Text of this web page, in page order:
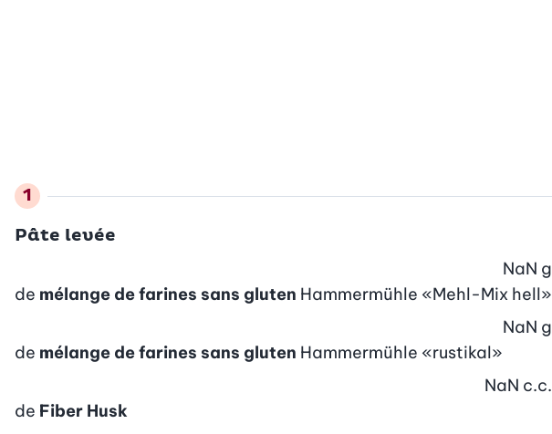
Pâte levée
de mélange de farines sans gluten Hammermühle «Mehl-Mix hell»
NaN g
de mélange de farines sans gluten Hammermühle «rustikal»
NaN g
de Fiber Husk
NaN c.c.